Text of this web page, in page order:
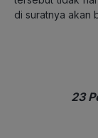
di suratnya akan
23